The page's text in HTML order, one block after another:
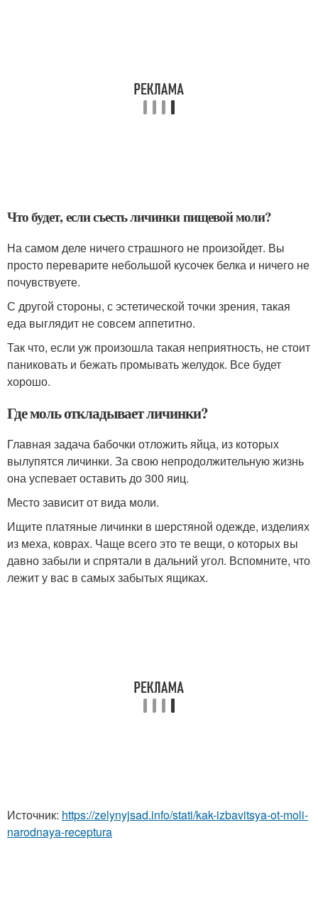
Что будет, если съесть личинки пищевой моли?
На самом деле ничего страшного не произойдет. Вы
просто переварите небольшой кусочек белка и ничего не
почувствуете.
С другой стороны, с эстетической точки зрения, такая
еда выглядит не совсем аппетитно.
Так что, если уж произошла такая неприятность, не стоит
паниковать и бежать промывать желудок. Все будет
хорошо.
Где моль откладывает личинки?
Главная задача бабочки отложить яйца, из которых
вылупятся личинки. За свою непродолжительную жизнь
она успевает оставить до 300 яиц.
Место зависит от вида моли.
Ищите платяные личинки в шерстяной одежде, изделиях
из меха, коврах. Чаще всего это те вещи, о которых вы
давно забыли и спрятали в дальний угол. Вспомните, что
лежит у вас в самых забытых ящиках.
Источник: https://zelynyjsad.info/stati/kak-izbavitsya-ot-moli-
narodnaya-receptura